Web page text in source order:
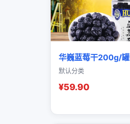
华巍蓝莓干200g/罐
默认分类
¥59.90